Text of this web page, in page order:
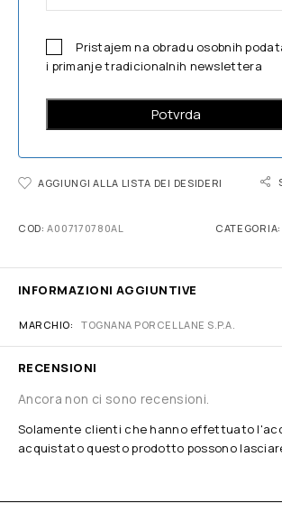
Pristajem na obradu osobnih
i primanje tradicionalnih newslettera
AGGIUNGI ALLA LISTA DEI DESIDERI
COD:A007170780AL CATEGORIA:
INFORMAZIONI AGGIUNTIVE
MARCHIO TOGNANA PORCELLANE S.P.A.
RECENSIONI
Ancora non ci sono recensioni.
Solamente clienti che hanno effettuato
acquistato questo prodotto possono